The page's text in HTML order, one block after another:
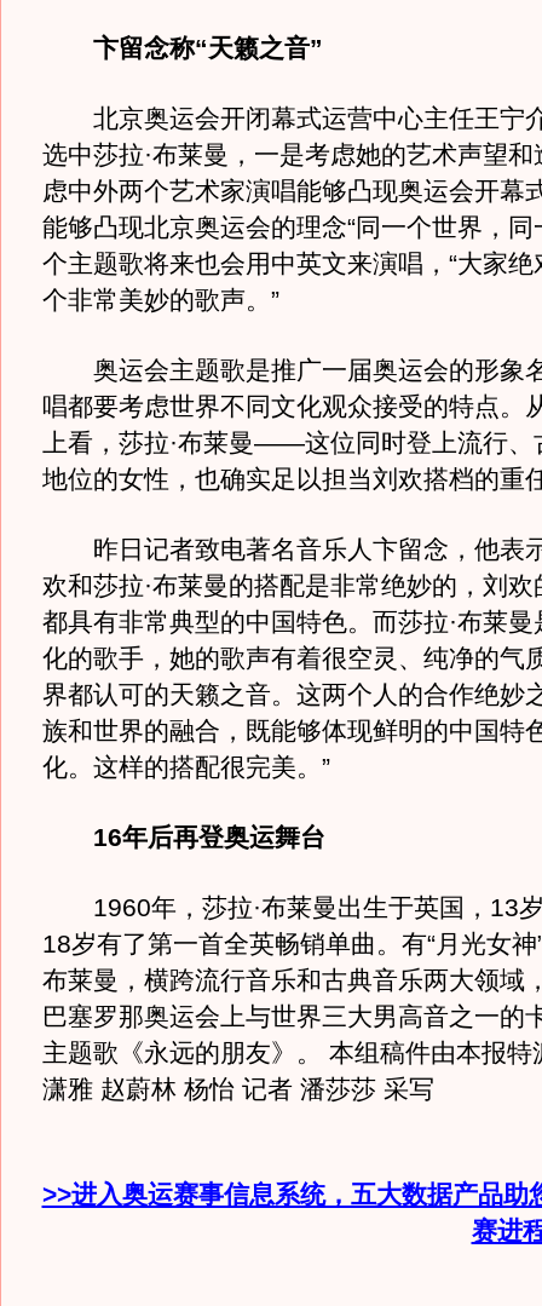
卞留念称“天籁之音”
北京奥运会开闭幕式运营中心主任王宁
选中莎拉·布莱曼，一是考虑她的艺术声望
虑中外两个艺术家演唱能够凸现奥运会开幕
能够凸现北京奥运会的理念“同一个世界，同
个主题歌将来也会用中英文来演唱，“大家
个非常美妙的歌声。”
奥运会主题歌是推广一届奥运会的形象
唱都要考虑世界不同文化观众接受的特点。
上看，莎拉·布莱曼——这位同时登上流行、
地位的女性，也确实足以担当刘欢搭档的重
昨日记者致电著名音乐人卞留念，他表
欢和莎拉·布莱曼的搭配是非常绝妙的，刘
都具有非常典型的中国特色。而莎拉·布莱
化的歌手，她的歌声有着很空灵、纯净的气
界都认可的天籁之音。这两个人的合作绝妙
族和世界的融合，既能够体现鲜明的中国特
化。这样的搭配很完美。”
16年后再登奥运舞台
1960年，莎拉·布莱曼出生于英国，13
18岁有了第一首全英畅销单曲。有“月光女神
布莱曼，横跨流行音乐和古典音乐两大领域
巴塞罗那奥运会上与世界三大男高音之一的
主题歌《永远的朋友》。 本组稿件由本报特
潇雅 赵蔚林 杨怡 记者 潘莎莎 采写
>>进入奥运赛事信息系统，五大数据产品助
赛进